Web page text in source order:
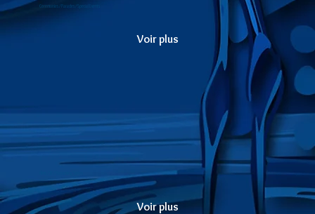
Ceremonies / Parades / Special Events
Voir plus
Voir plus